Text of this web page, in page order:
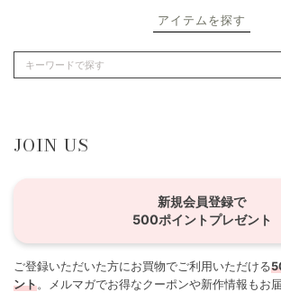
アイテムを探す
JOIN US
新規会員登録で
500ポイントプレゼント
ご登録いただいた方にお買物でご利用いただける
ント。メルマガでお得なクーポンや新作情報もお